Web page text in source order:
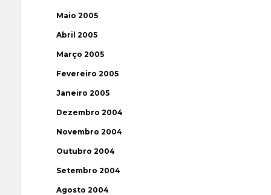
Maio 2005
Abril 2005
Março 2005
Fevereiro 2005
Janeiro 2005
Dezembro 2004
Novembro 2004
Outubro 2004
Setembro 2004
Agosto 2004